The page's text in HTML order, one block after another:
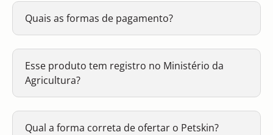
Quais as formas de pagamento?
Esse produto tem registro no Ministério da
Agricultura?
Qual a forma correta de ofertar o Petskin?